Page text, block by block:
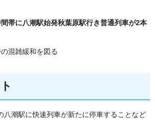
間帯に八潮駅始発秋葉原駅行き普通列車が2本
混雑緩和を図る
八潮駅に快速列車が新たに停車することなど